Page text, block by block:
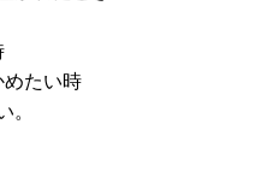
めたい時
。